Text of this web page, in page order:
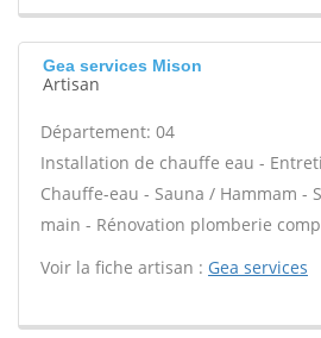
Gea services Mison
Artisan
Département: 04
Installation de chauffe eau -
Chauffe-eau - Sauna / Hammam -
main - Rénovation plomberie
Voir la fiche artisan : Gea services